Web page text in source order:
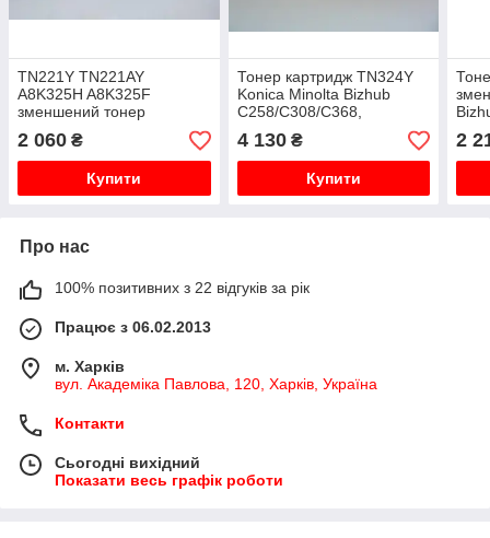
TN221Y TN221AY
A8K325H A8K325F
зменшений тонер
картридж Konica Minolta
Bizhub c227/ c287
оригінал, tn-221y
2 060 ₴
Купити
Тонер картридж TN324Y
Konica Minolta Bizhub
C258/C308/C368,
A8DA250 оригінал, tn-324y
4 130₴
Купити
2
Про нас
100% позитивних з 22 відгуків за рік
Працює з 06.02.2013
м. Харків
вул. Академіка Павлова, 120, Харків, Україна
Контакти
Сьогодні вихідний
Показати весь графік роботи